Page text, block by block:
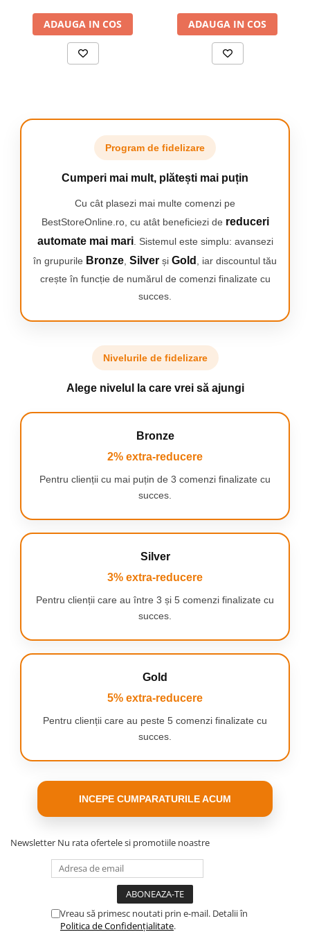
• Interval de lucru: 0,25–10 mm² – potrivit pentru o gamă largă de
aplicații
• Până la 1.800 de bucăți de ferule în organizator – mereu la
• Clește de sertizare manual, cu mâner ergonomic – confort și
• Instrument ideal pentru electricieni, amatori, mecanici și
instalatori
CALITATE CARE FACE DIFERENȚA
durabilitate și rezistență la utilizare intensivă. Construcția
asigură și o precizie mai mare la sertizarea ferulelor — fără joc și
fără riscul deteriorării cablului.
VERSATILITATE ȘI FUNCȚIONALITATE
Instrumentul de sertizare acceptă ferule cu dimensiuni cuprinse
între 0,25 mm² și 10 mm², ceea ce permite utilizarea lui cu
majoritatea cablurilor și conductorilor folosiți în instalații
electrice, electronice și aplicații auto. Este potrivit atât pentru
ERGONOMIE ȘI CONFORT ÎN UTILIZARE
Mânerul special conceput, cu suprafață antiderapantă, asigură o
prindere sigură chiar și în timpul utilizării prelungite. Mecanismul
ADAUGA IN COS
volumelor, Negru
ADAUGA IN COS
Program de fidelizare
Cumperi mai mult, plătești mai puțin
Cu cât plasezi mai multe comenzi pe
BestStoreOnline.ro, cu atât beneficiezi de reduceri
automate mai mari. Sistemul este simplu: avansezi
în grupurile Bronze Silver și Gold
, iar discountul tău
crește în funcție de numărul de comenzi finalizate cu
succes.
Nivelurile de fidelizare
Alege nivelul la care vrei să ajungi
Bronze
2% extra-reducere
Pentru clienții cu mai puțin de 3 comenzi finalizate cu
succes.
Silver
3% extra-reducere
Pentru clienții care au între 3 și 5 comenzi finalizate cu
succes.
Gold
5% extra-reducere
Pentru clienții care au peste 5 comenzi finalizate cu
succes.
INCEPE CUMPARATURILE ACUM
Newsletter Nu rata ofertele si promotiile noastre
Vreau să primesc noutati prin e-mail. Detalii în
Politica de Confidențialitate.